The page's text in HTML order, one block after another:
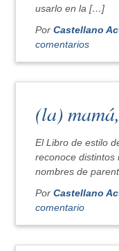
usarlo en la […]
PorCastellano
comentarios
(la)
El Libro de estilo
reconoce distintos
nombres de
PorCastellano
comentario